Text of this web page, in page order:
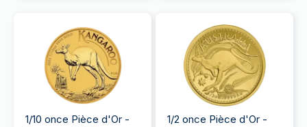
1/10 once Pièce d'Or -
1/2 once Pièce d'Or -